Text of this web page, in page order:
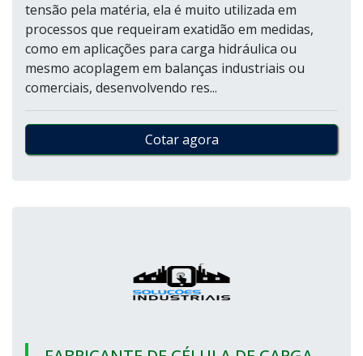
tensão pela matéria, ela é muito utilizada em
processos que requeiram exatidão em medidas,
como em aplicações para carga hidráulica ou
mesmo acoplagem em balanças industriais ou
comerciais, desenvolvendo res...
Cotar agora